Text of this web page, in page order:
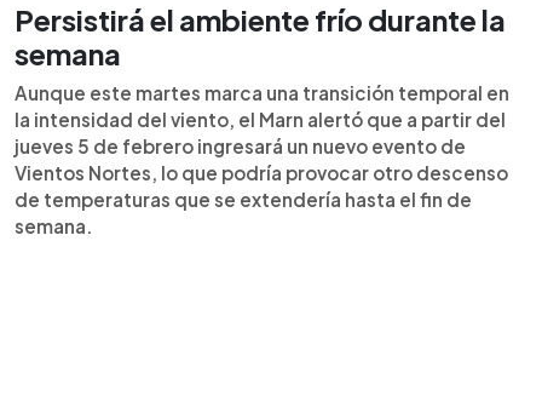
Persistirá el ambiente frío durante la
semana
Aunque este martes marca una transición temporal en
la intensidad del viento, el Marn alertó que a partir del
jueves 5 de febrero ingresará un nuevo evento de
Vientos Nortes, lo que podría provocar otro descenso
de temperaturas que se extendería hasta el fin de
semana.